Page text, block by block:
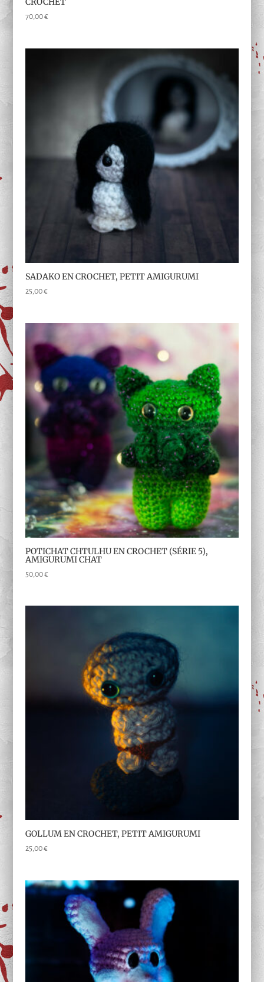
70,00€
SADAKO EN CROCHET, PETIT AMIGURUMI
25,00€
POTICHAT CHTULHU EN CROCHET (SÉRIE 5),
AMIGURUMI CHAT
50,00€
GOLLUM EN CROCHET, PETIT AMIGURUMI
25,00€